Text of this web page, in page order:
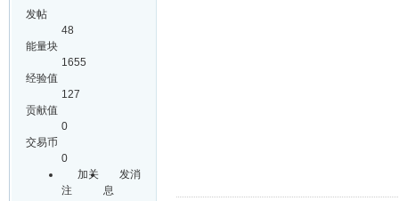
发帖
48
能量块
1655
经验值
127
贡献值
0
交易币
0
加关
注
发消
息